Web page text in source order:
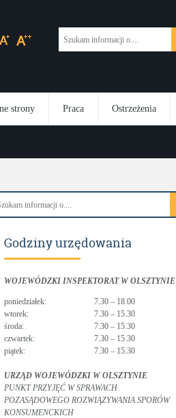
strony Praca Ostrzeżenia
Godziny urzędowania
WOJEWÓDZKI INSPEKTORAT W OLSZTYNIE
poniedziałek:
7.30 – 18.00
wtorek:
7.30 – 15.30
środa:
7.30 – 15.30
czwartek:
7.30 – 15.30
piątek:
7.30 – 15.30
URZĄD WOJEWÓDZKI W OLSZTYNIE
PUNKT PRZYJĘĆ W SPRAWACH
POZASĄDOWEGO ROZWIĄZYWANIA SPORÓW
KONSUMENCKICH